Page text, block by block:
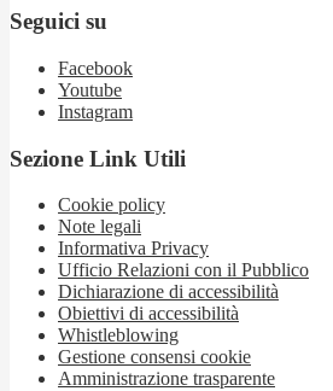
Seguici su
Facebook
Youtube
Instagram
Sezione Link Utili
Cookie policy
Note legali
Informativa Privacy
Ufficio Relazioni con il Pubblico
Dichiarazione di accessibilità
Obiettivi di accessibilità
Whistleblowing
Gestione consensi cookie
Amministrazione trasparente